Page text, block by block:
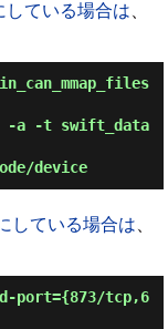
している場合は
-a -t swift_data
device
している場合は
port={873/tcp,6